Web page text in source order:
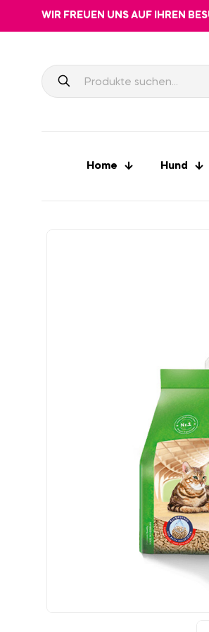
WIR FREUEN UNS AUF IHREN
Home Hund